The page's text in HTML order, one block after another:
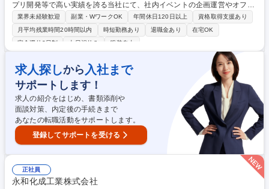
プリ開発等で高い実績を誇る当社にて、社内イベントの企画運営やオフィ
スプランニング等の総務実務をご担当。事務作業に留まらず、社員の生産
性とエンゲージメント向上に直結する施策をリードし、 将来的にはチーム
の核となるリーダー候補としての活躍を期待します。■社内イベント（BB
ミッションに、デザイナーと連携し自身のアイデアを具現化できます。正
解のない中で、社員に喜ばれる会社作りをリードする醍醐味があります。
午前はリモートで午後は出社する、お子様の送り迎えや通院のため中抜け
するなども可能です。 募集職種 第二新卒・未経験歓迎！【社内イベント
等の企画推進担当】在宅可/柔軟な働き方
業界未経験歓迎 副業・WワークOK 年間休日120日以上
資格取得支援あり
月平均残業時間20時間以内
時短勤務あり 退職金あり
在宅OK
完全週休2日制
土日祝休み 服装自由
求人探しから 入社まで
サポートします！
求人の紹介をはじめ、書類添削や
面談対策、内定後の手続きまで
あなたの転職活動をサポートします。
登録してサポートを受ける
正社員
永和化成工業株式会社